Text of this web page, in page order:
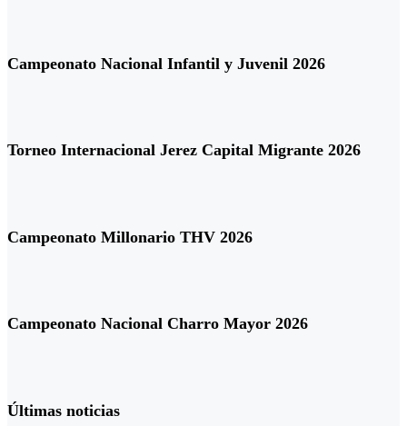
Campeonato Nacional Infantil y Juvenil 2026
Torneo Internacional Jerez Capital Migrante 2026
Campeonato Millonario THV 2026
Campeonato Nacional Charro Mayor 2026
Últimas noticias